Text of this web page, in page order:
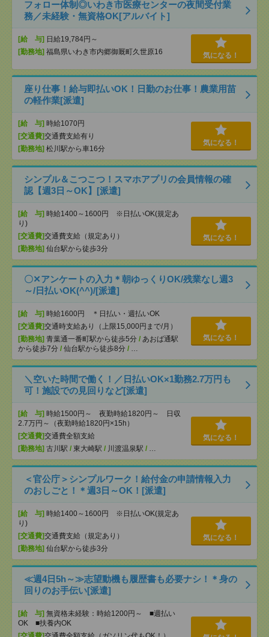
フォロー体制◎いわき市医療センターの夜間受付業
務／未経験・無資格OK[アルバイト]
[給 与] 日給19,784円～
[勤務地] 福島県いわき市内郷御厩町久世原16 気になる！
座り仕事！給与即払いOK！日勤のお仕事！農業用苗
の軽作業[派遣]
[給 与] 時給1070円
[交通費]交通費支給有り
[勤務地] 松川駅から車16分
気になる！
シンプル＆こつこつ！スマホアプリの会員情報の確
認【週3日～OK】[派遣]
[給 与] 時給1400～1600円 ※日払いOK(規定あ
り)
[交通費]交通費支給（規定あり）
[勤務地] 仙台駅から徒歩3分
気になる！
〇✕アンケートの入力＊朝ゆっくりOK/残業なし週3
～/日払いOK(^^)/[派遣]
[給 与] 時給1600円 ＊日払い・週払いOK
[交通費]交通時支給あり（上限15,000円まで/月）
[勤務地] 青葉通一番町駅から徒歩5分 / あおば通駅
から徒歩7分 / 仙台駅から徒歩8分 / …
気になる！
＼空いた時間で働く！／日払いOK×1勤務2.7万円も
可！施設での見回りなど[派遣]
[給 与] 時給1500円～ 夜勤時給1820円～ 日収
2.7万円～（夜勤時給1820円×15h）
[交通費]交通費全額支給
[勤務地] 古川駅 / 東大崎駅 / 川渡温泉駅 / …
気になる！
＜官公庁＞シンプルワーク！給付金の申請情報入力
のおしごと！＊週3日～OK！[派遣]
[給 与] 時給1400～1600円 ※日払いOK(規定あ
り)
[交通費]交通費支給（規定あり）
[勤務地] 仙台駅から徒歩3分
気になる！
≪週4日5h～≫志望動機も履歴書も必要ナシ！＊身の
回りのお手伝い[派遣]
[給 与] 無資格未経験：時給1200円～ ■週払い
OK ■扶養内OK